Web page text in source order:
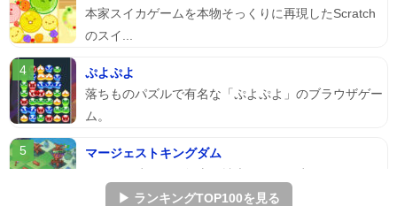
本家スイカゲームを本物そっくりに再現したScratch
のスイ...
ぷよぷよ
落ちものパズルで有名な「ぷよぷよ」のブラウザゲー
ム。
マージェストキングダム
王国を再建すべく領土を拡大していく建国シミュレー
ションゲーム...
▶ ランキングTOP100を見る